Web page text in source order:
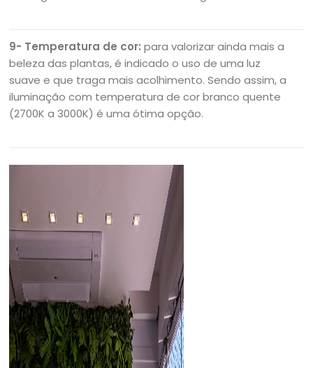
9- Temperatura de cor: para valorizar ainda mais a
beleza das plantas, é indicado o uso de uma luz
suave e que traga mais acolhimento. Sendo assim, a
iluminação com temperatura de cor branco quente
(2700K a 3000K) é uma ótima opção.